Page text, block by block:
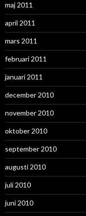
maj 2011
april 2011
mars 2011
februari 2011
januari 2011
december 2010
november 2010
oktober 2010
september 2010
augusti 2010
juli 2010
juni 2010